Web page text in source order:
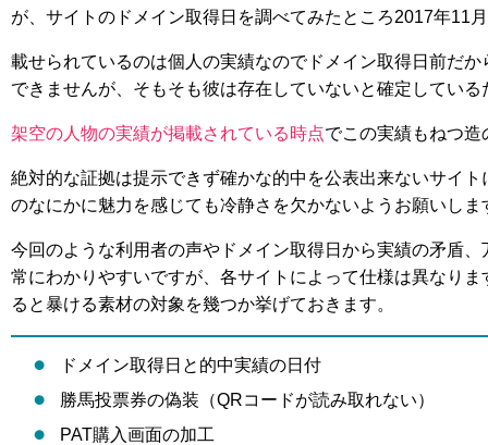
が、サイトのドメイン取得日を調べてみたところ2017年11
載せられているのは個人の実績なのでドメイン取得日前だ
できませんが、そもそも彼は存在していないと確定してい
架空の人物の実績が掲載されている時点でこの実績もねつ
絶対的な証拠は提示できず確かな的中を公表出来ないサイ
のなにかに魅力を感じても冷静さを欠かないようお願いしま
今回のような利用者の声やドメイン取得日から実績の矛盾
常にわかりやすいですが、各サイトによって仕様は異なり
ると暴ける素材の対象を幾つか挙げておきます。
ドメイン取得日と的中実績の日付
勝馬投票券の偽装（QRコードが読み取れない）
PAT購入画面の加工